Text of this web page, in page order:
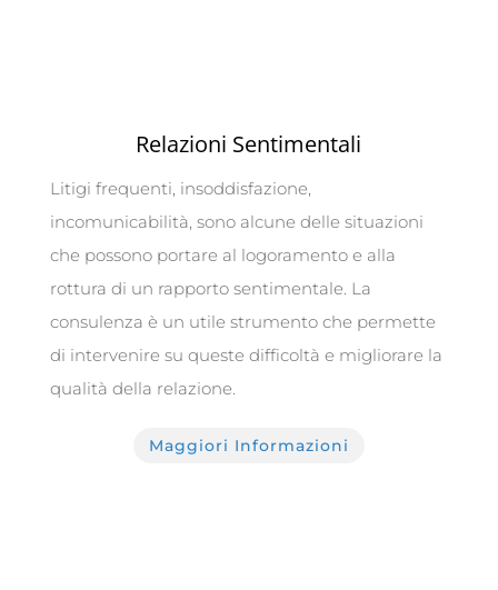
Relazioni Sentimentali
Litigi frequenti, insoddisfazione,
incomunicabilità, sono alcune delle situazioni
che possono portare al logoramento e alla
rottura di un rapporto sentimentale. La
consulenza è un utile strumento che permette
di intervenire su queste difficoltà e migliorare la
qualità della relazione.
Maggiori Informazioni